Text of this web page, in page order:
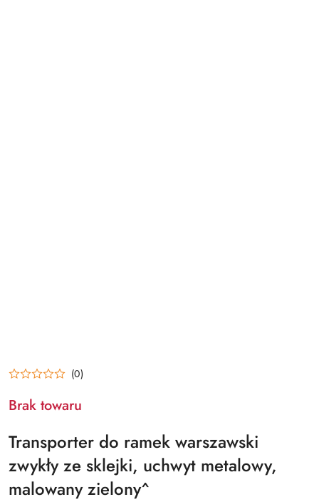
(0)
Brak towaru
Transporter do ramek warszawski
zwykły ze sklejki, uchwyt metalowy,
malowany zielony^